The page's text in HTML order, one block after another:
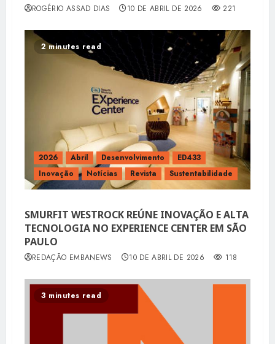
ROGÉRIO ASSAD DIAS 10 DE ABRIL DE 2026 221
2 minutes read
2026 Abril Desenvolvimento
ED433
Inovação
Notícias Revista Sustentabilidade
SMURFIT WESTROCK REÚNE INOVAÇÃO E ALTA
TECNOLOGIA NO EXPERIENCE CENTER EM SÃO
PAULO
REDAÇÃO EMBANEWS 10 DE ABRIL DE 2026 118
3 minutes read